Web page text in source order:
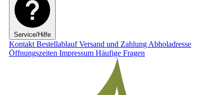
Service/Hilfe
Kontakt BestellablaufVersand und Zahlung Abholadresse
Öffnungszeiten Impressum Häufige Fragen